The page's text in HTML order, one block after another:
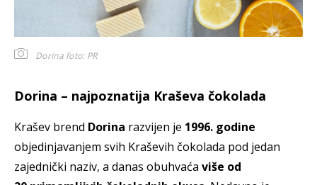
Dorina foto: PR
Dorina – najpoznatija Kraševa čokolada
Krašev brend Dorina razvijen je 1996. godine
objedinjavanjem svih Kraševih čokolada pod jedan
zajednički naziv, a danas obuhvaća više od